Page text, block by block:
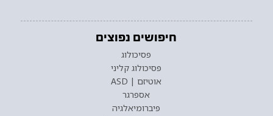
חיפושים נפוצים
פסיכולוג
פסיכולוג קליני
אוטיזם | ASD
אספרגר
פיברומיאלגיה